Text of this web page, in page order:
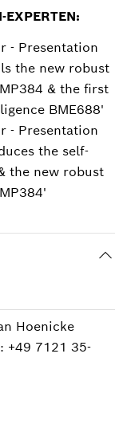
EXPERTEN:
- Presentation
the new robust
& the first
BME688'
- Presentation
the self-
the new robust
Hoenicke
+49 7121 35-